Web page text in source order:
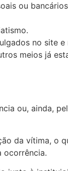
ou
no site e
meios já
ou, ainda,
da vítima, o
ocorrência.